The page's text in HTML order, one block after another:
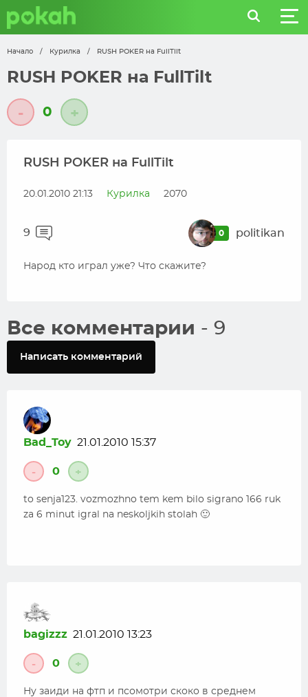
Начало / Курилка / RUSH POKER на FullTilt
RUSH POKER на FullTilt
- 0 +
RUSH POKER на FullTilt
20.01.2010 21:13 Курилка 2070
9 0 politikan
Народ кто играл уже? Что скажите?
Все комментарии - 9
Написать комментарий
Bad_Toy 21.01.2010 15:37
- 0 +
to senja123. vozmozhno tem kem bilo sigrano 166 ruk
za 6 minut igral na neskoljkih stolah 🙂
bagizzz 21.01.2010 13:23
- 0 +
Ну заиди на фтп и псомотри скоко в среднем